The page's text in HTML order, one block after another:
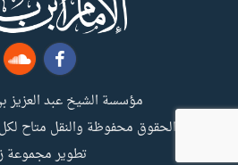
مؤسسة الشيخ عبد العزيز
جميع الحقوق محفوظة والنقل متاح
تطوير مجموعة